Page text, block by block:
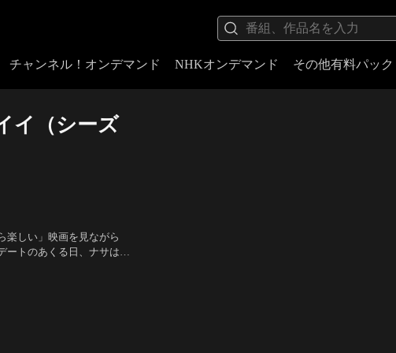
チャンネル！オンデマンド NHKオンデマンド その他有料パック
イ（シーズ
楽しい」映画を見ながら
ートのあくる日、ナサは要